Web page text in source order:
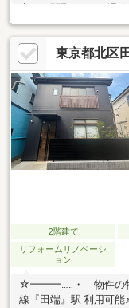
慮した間取り■TES温
燥機■モニター付イン
東京都北区
2階建て
リフォームリノベーシ
ョン
☆━━━…‥・ 物件の
線『田端』駅 利用可